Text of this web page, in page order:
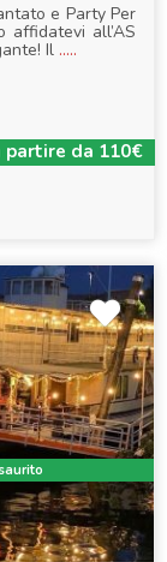
e Party Per
affidatevi all’AS
Il .....
partire da 110€